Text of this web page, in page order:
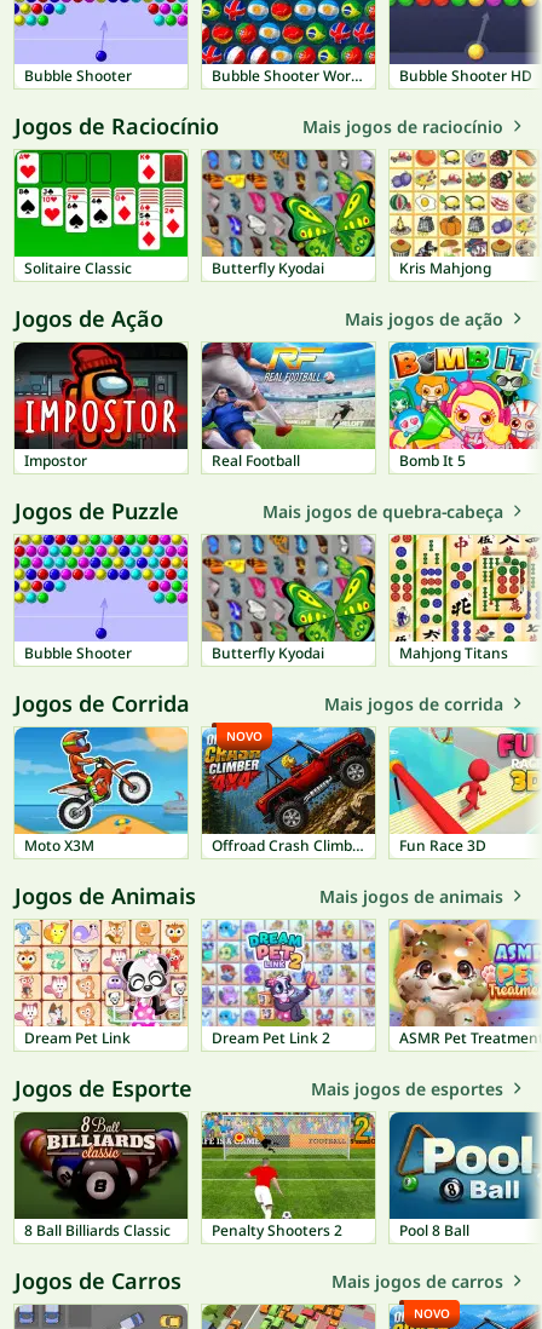
Bubble Shooter Bubble Shooter World Cup Bubble Shooter HD
Jogos de Raciocínio Mais jogos de raciocínio
Solitaire Classic Butterfly Kyodai Kris Mahjong
Jogos de Ação Mais jogos de ação
Impostor Real Football Bomb It 5
Jogos de Puzzle Mais jogos de quebra-cabeça
Bubble Shooter Butterfly Kyodai Mahjong Titans
Jogos de Corrida Mais jogos de corrida
Moto X3M Offroad Crash Climber 4X4
NOVO
Fun Race 3D
Jogos de Animais Mais jogos de animais
Dream Pet Link Dream Pet Link 2 ASMR Pet
Jogos de Esporte Mais jogos de esportes
8 Ball Billiards Classic Penalty Shooters 2 Pool 8 Ball
Jogos de Carros Mais jogos de carros
NOVO